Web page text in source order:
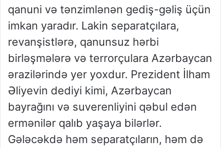
qanuni və tənzimlənən gediş-gəliş üçün
imkan yaradır. Lakin separatçılara,
revanşistlərə, qanunsuz hərbi
birləşmələrə və terrorçulara Azərbaycan
ərazilərində yer yoxdur. Prezident İlham
Əliyevin dediyi kimi, Azərbaycan
bayrağını və suverenliyini qəbul edən
ermənilər qalıb yaşaya bilərlər.
Gələcəkdə həm separatçıların, həm də